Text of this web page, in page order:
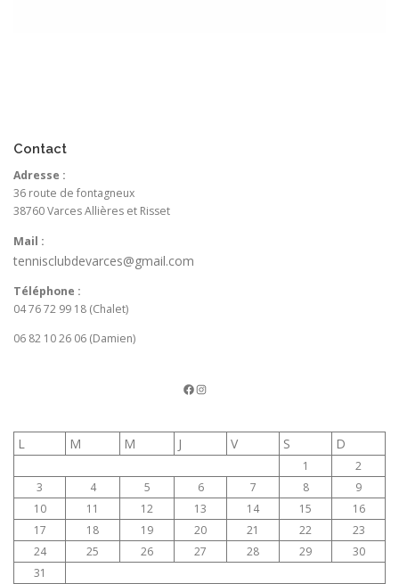
Contact
Adresse :
36 route de fontagneux
38760 Varces Allières et Risset
Mail :
tennisclubdevarces@gmail.com
Téléphone :
04 76 72 99 18 (Chalet)
06 82 10 26 06 (Damien)
La page FB du TCV Instagram
L M M J V S D
1
2
3
4 5 6 7 8
9
10
11 12 13 14 15
16
17
18 19 20 21 22
23
24
25 26 27 28 29
30
31